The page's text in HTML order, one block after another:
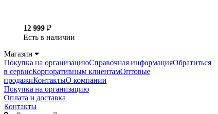
12 999 ₽
Есть в наличии
Магазин
Покупка на организациюСправочная информацияОбратиться
в сервисКорпоративным клиентамОптовые
продажиКонтактыО компании
Покупка на организацию
Оплата и доставка
Контакты